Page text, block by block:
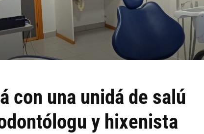
con una unidá de salú
y hixenista